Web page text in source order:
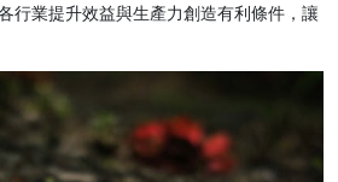
行業提升效益與生產力創造有利條件，讓